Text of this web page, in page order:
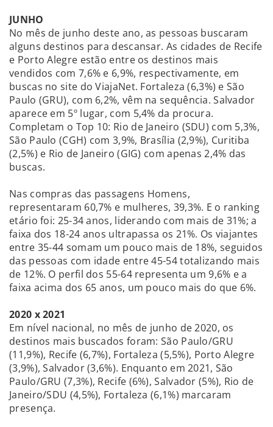
JUNHO
No mês de junho deste ano, as pessoas buscaram
alguns destinos para descansar. As cidades de Recife
e Porto Alegre estão entre os destinos mais
vendidos com 7,6% e 6,9%, respectivamente, em
buscas no site do ViajaNet. Fortaleza (6,3%) e São
Paulo (GRU), com 6,2%, vêm na sequência. Salvador
aparece em 5º lugar, com 5,4% da procura.
Completam o Top 10: Rio de Janeiro (SDU) com 5,3%,
São Paulo (CGH) com 3,9%, Brasília (2,9%), Curitiba
(2,5%) e Rio de Janeiro (GIG) com apenas 2,4% das
buscas.
Nas compras das passagens Homens,
representaram 60,7% e mulheres, 39,3%. E o ranking
etário foi: 25-34 anos, liderando com mais de 31%; a
faixa dos 18-24 anos ultrapassa os 21%. Os viajantes
entre 35-44 somam um pouco mais de 18%, seguidos
das pessoas com idade entre 45-54 totalizando mais
de 12%. O perfil dos 55-64 representa um 9,6% e a
faixa acima dos 65 anos, um pouco mais do que 6%.
2020 x 2021
Em nível nacional, no mês de junho de 2020, os
destinos mais buscados foram: São Paulo/GRU
(11,9%), Recife (6,7%), Fortaleza (5,5%), Porto Alegre
(3,9%), Salvador (3,6%). Enquanto em 2021, São
Paulo/GRU (7,3%), Recife (6%), Salvador (5%), Rio de
Janeiro/SDU (4,5%), Fortaleza (6,1%) marcaram
presença.